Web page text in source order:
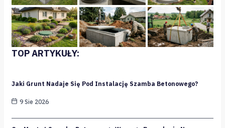
TOP ARTYKUŁY:
Jaki Grunt Nadaje Się Pod Instalację Szamba Betonowego?
9 Sie 2026